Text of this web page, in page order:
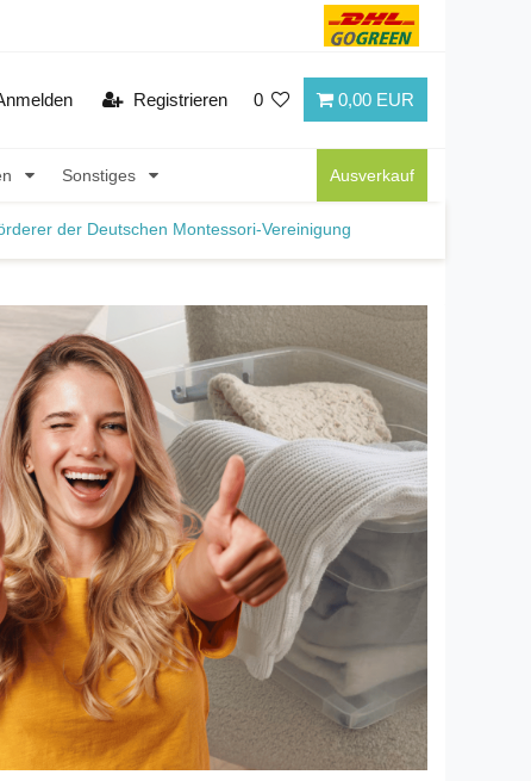
Registrieren 0 0,00 EUR
Sonstiges Ausverkauf
der Deutschen Montessori-Vereinigung